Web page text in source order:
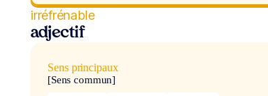
irréfrénable
adjectif
Sens principaux
[Sens commun]